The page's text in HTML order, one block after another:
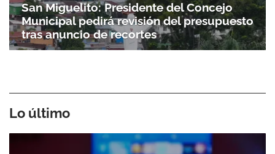
San Miguelito: Presidente del Concejo
Municipal pedirá revisión del presupuesto
tras anuncio de recortes
Lo último